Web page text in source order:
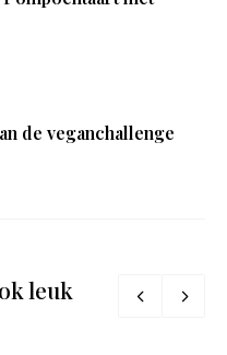
de veganchallenge
leuk